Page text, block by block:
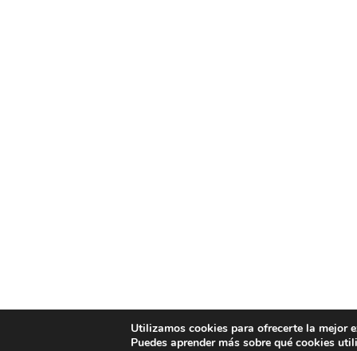
Utilizamos cookies para ofrecerte la mejor
Puedes aprender más sobre qué cookies